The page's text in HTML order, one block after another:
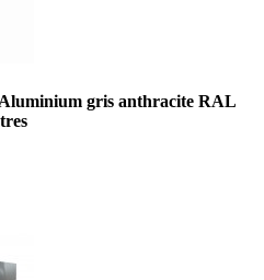
gris anthracite RAL